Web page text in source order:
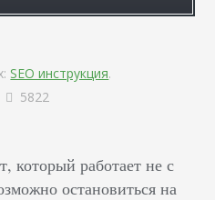
SEO инструкция.
5822
который работает не с
остановиться на